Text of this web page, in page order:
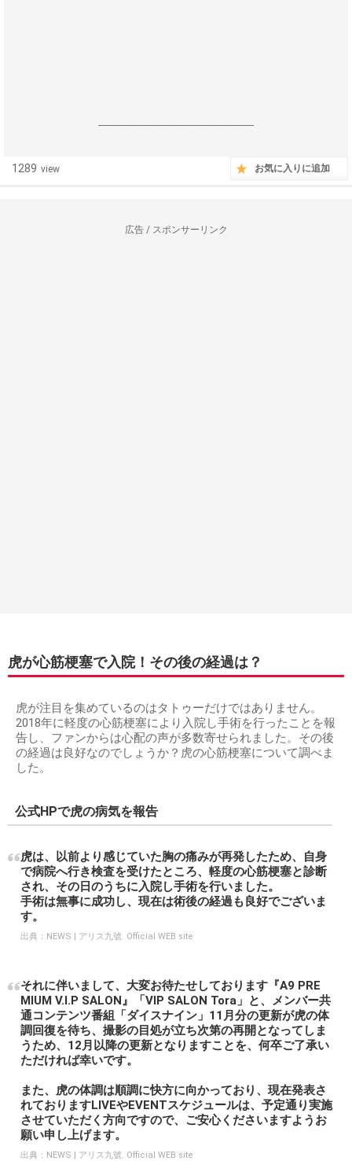
------------------------------------------------------------------
1289 view お気に入りに追加
広告 / スポンサーリンク
虎が心筋梗塞で入院！その後の経過は？
虎が注目を集めているのはタトゥーだけではありません。
2018年に軽度の心筋梗塞により入院し手術を行ったことを報
告し、ファンからは心配の声が多数寄せられました。その後
の経過は良好なのでしょうか？虎の心筋梗塞について調べま
した。
公式HPで虎の病気を報告
虎は、以前より感じていた胸の痛みが再発したため、自身
で病院へ行き検査を受けたところ、軽度の心筋梗塞と診断
され、その日のうちに入院し手術を行いました。
手術は無事に成功し、現在は術後の経過も良好でございま
す。
出典： NEWS | アリス九號. Official WEB site
それに伴いまして、大変お待たせしております『A9 PRE
MIUM V.I.P SALON』「VIP SALON Tora」と、メンバー共
通コンテンツ番組「ダイスナイン」11月分の更新が虎の体
調回復を待ち、撮影の目処が立ち次第の再開となってしま
うため、12月以降の更新となりますことを、何卒ご了承い
ただければ幸いです。
また、虎の体調は順調に快方に向かっており、現在発表さ
れておりますLIVEやEVENTスケジュールは、予定通り実施
させていただく方向ですので、ご安心くださいますようお
願い申し上げます。
出典： NEWS | アリス九號. Official WEB site